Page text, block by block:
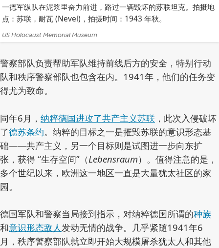
一德军纵队在泥浆里奋力前进，路过一辆毁坏的苏联坦克。拍摄地
点：苏联，耐瓦 (Nevel)，拍摄时间：1943 年秋。
作
US Holocaust Memorial Museum
警察部队负责帮助军队维持前线后方的安全，特别行动
队和秩序警察部队也包含在内。1941年，他们的任务变
得尤为致命。
同年6月， 纳粹德国进攻了共产主义苏联 ，此次入侵破坏
了德苏条约。纳粹的目标之一是摧毁苏联的意识形态基
础——共产主义，另一个目标则是试图进一步向东扩
张，获得 “生存空间”（Lebensraum）。值得注意的是，
多个世纪以来，欧洲这一地区一直是大量犹太社区的家
园。
德国军队和警察当局接到指示，对纳粹德国所谓的种族
和意识形态敌人发动无情的战争。几乎紧随1941年6
月，秩序警察部队就立即开始大规模屠杀犹太人和其他